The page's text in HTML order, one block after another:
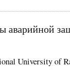
University of